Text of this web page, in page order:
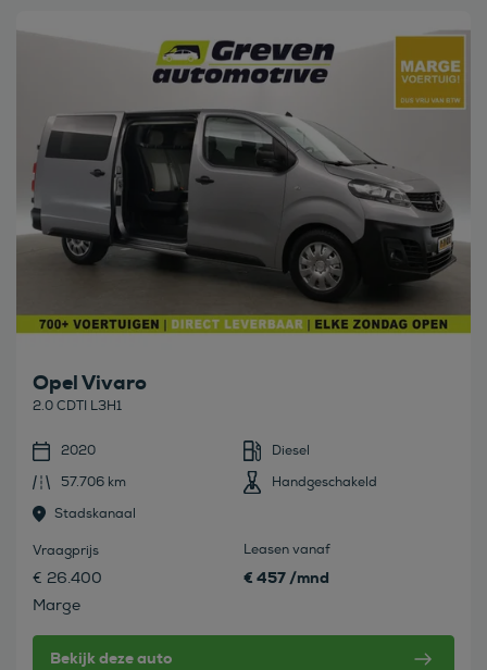
Bekijk deze auto
Opel Vivaro
2.0 CDTI L3H1
2020
Diesel
57.706 km
Handgeschakeld
Stadskanaal
Vraagprijs
€ 26.400
Marge
Leasen vanaf
€ 457 /mnd
Bekijk deze auto